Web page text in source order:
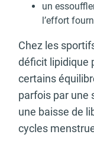
un
l’effort
Chez les
déficit lipidique
certains
parfois par une
une baisse de
cycles